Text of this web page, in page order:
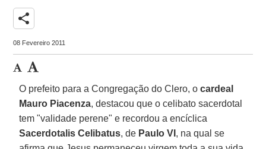
share
08 Fevereiro 2011
O prefeito para a Congregação do Clero, ocardeal
Mauro Piacenza, destacou que o celibato sacerdotal
tem "validade perene" e recordou a encíclica
Sacerdotalis Celibatus, de Paulo VI , na qual se